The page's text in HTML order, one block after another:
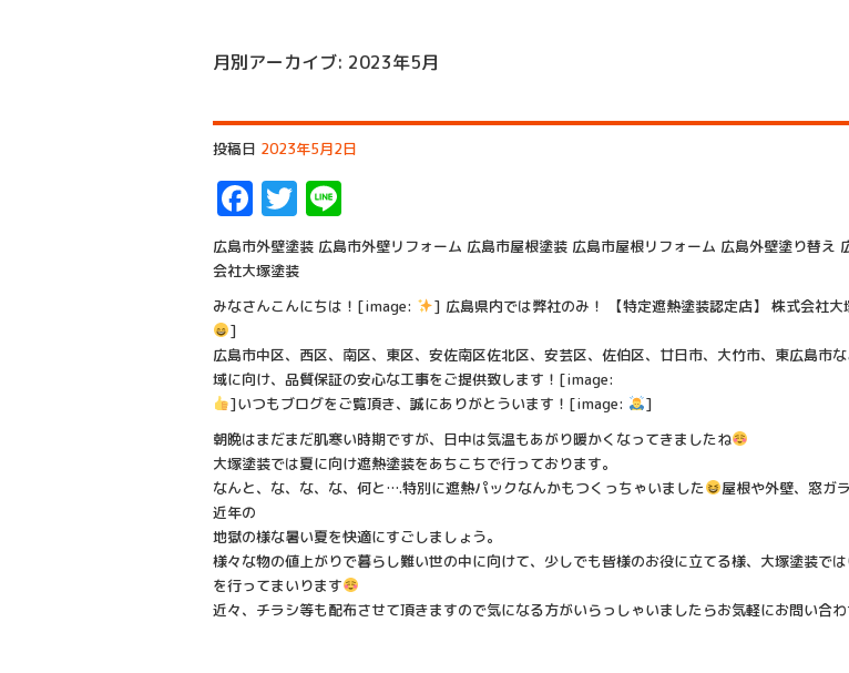
月別アーカイブ: 2023年5月
投稿日 2023年5月2日
Facebook
Twitter
広島市外壁塗装 広島市外壁リフォーム 広島市屋根塗装 広島市屋根リフォーム 広島外壁塗り替え
会社大塚塗装
みなさんこんにちは！[image:
] 広島県内では弊社のみ！ 【特定遮熱塗装認定店】 株式会社
]
広島市中区、西区、南区、東区、安佐南区佐北区、安芸区、佐伯区、廿日市、大竹市、東広島市
域に向け、品質保証の安心な工事をご提供致します！[image:
]いつもブログをご覧頂き、誠にありがとういます！[image:
]
朝晩はまだまだ肌寒い時期ですが、日中は気温もあがり暖かくなってきましたね
大塚塗装では夏に向け遮熱塗装をあちこちで行っております。
なんと、な、な、な、何と….特別に遮熱パックなんかもつくっちゃいました
屋根や外壁、窓ガ
近年の
地獄の様な暑い夏を快適にすごしましょう。
様々な物の値上がりで暮らし難い世の中に向けて、少しでも皆様のお役に立てる様、大塚塗装で
を行ってまいります
近々、チラシ等も配布させて頂きますので気になる方がいらっしゃいましたらお気軽にお問い合